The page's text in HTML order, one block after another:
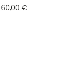
60,00 €